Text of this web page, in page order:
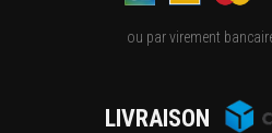
ou par virement
LIVRAISON